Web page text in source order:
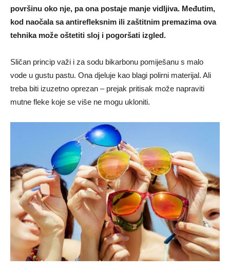
površinu oko nje, pa ona postaje manje vidljiva. Međutim,
kod naočala sa antirefleksnim ili zaštitnim premazima ova
tehnika može oštetiti sloj i pogoršati izgled.
Sličan princip važi i za sodu bikarbonu pomiješanu s malo
vode u gustu pastu. Ona djeluje kao blagi polirni materijal. Ali
treba biti izuzetno oprezan – prejak pritisak može napraviti
mutne fleke koje se više ne mogu ukloniti.